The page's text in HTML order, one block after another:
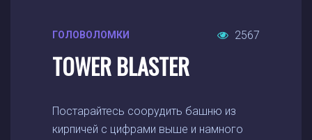
ГОЛОВОЛОМКИ 2567
TOWER BLASTER
Постарайтесь соорудить башню из
кирпичей с цифрами выше и намного